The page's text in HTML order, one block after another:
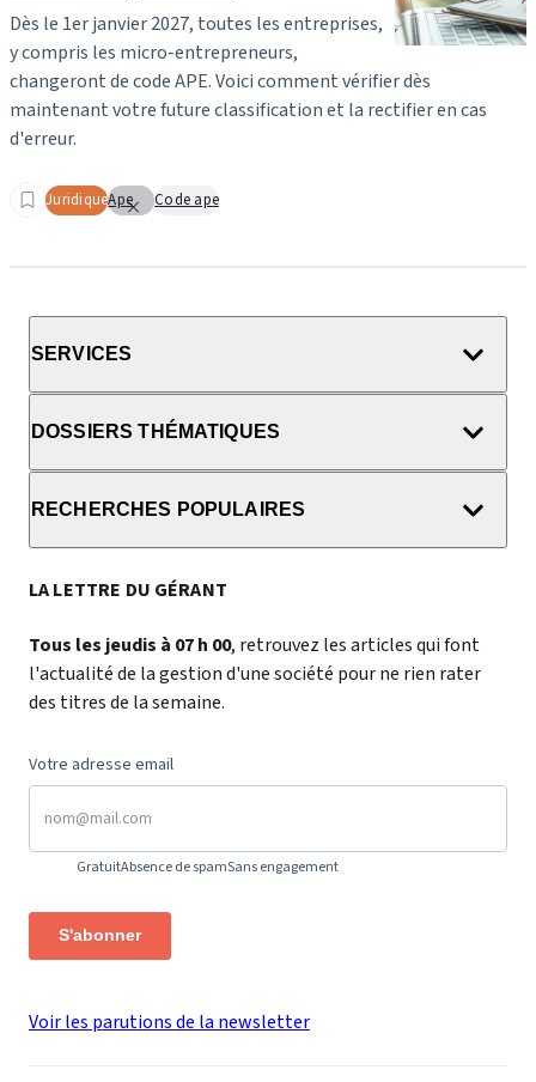
Dès le 1er janvier 2027, toutes les entreprises,
y compris les micro-entrepreneurs,
changeront de code APE. Voici comment vérifier dès
maintenant votre future classification et la rectifier en cas
d'erreur.
JuridiqueApe Code ape
SERVICES
DOSSIERS THÉMATIQUES
RECHERCHES POPULAIRES
LA LETTRE DU GÉRANT
Tous les jeudis à 07 h 00, retrouvez les articles qui font
l'actualité de la gestion d'une société pour ne rien rater
des titres de la semaine.
Votre adresse email
GratuitAbsence de spamSans engagement
S'abonner
Voir les parutions de la newsletter